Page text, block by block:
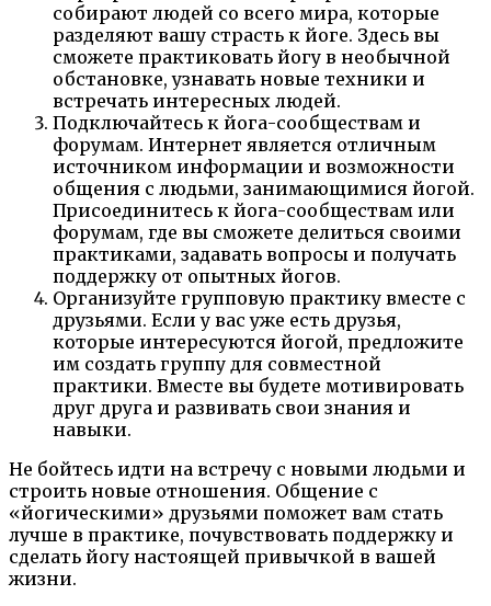
собирают людей со всего мира, которые
разделяют вашу страсть к йоге. Здесь вы
сможете практиковать йогу в необычной
обстановке, узнавать новые техники и
встречать интересных людей.
Подключайтесь к йога-сообществам и
форумам. Интернет является отличным
источником информации и возможности
общения с людьми, занимающимися йогой.
Присоединитесь к йога-сообществам или
форумам, где вы сможете делиться своими
практиками, задавать вопросы и получать
поддержку от опытных йогов.
Организуйте групповую практику вместе с
друзьями. Если у вас уже есть друзья,
которые интересуются йогой, предложите
им создать группу для совместной
практики. Вместе вы будете мотивировать
друг друга и развивать свои знания и
навыки.
Не бойтесь идти на встречу с новыми людьми и
строить новые отношения. Общение с
«йогическими» друзьями поможет вам стать
лучше в практике, почувствовать поддержку и
сделать йогу настоящей привычкой в вашей
жизни.